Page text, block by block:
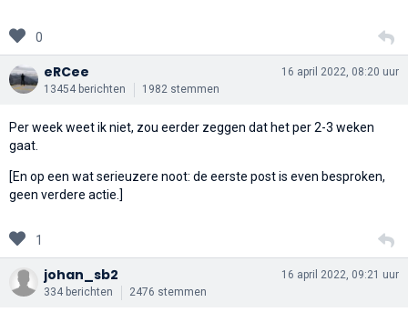
0
eRCee
13454 berichten 1982 stemmen
16 april 2022, 08:20 uur
Per week weet ik niet, zou eerder zeggen dat het per 2-3 weken
gaat.
[En op een wat serieuzere noot: de eerste post is even besproken,
geen verdere actie.]
1
johan_sb2
334 berichten 2476 stemmen
16 april 2022, 09:21 uur